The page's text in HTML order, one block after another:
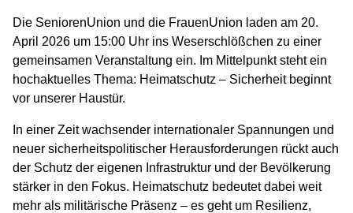
Die SeniorenUnion und die FrauenUnion laden am 20.
April 2026 um 15:00 Uhr ins Weserschlößchen zu einer
gemeinsamen Veranstaltung ein. Im Mittelpunkt steht ein
hochaktuelles Thema: Heimatschutz – Sicherheit beginnt
vor unserer Haustür.
In einer Zeit wachsender internationaler Spannungen und
neuer sicherheitspolitischer Herausforderungen rückt auch
der Schutz der eigenen Infrastruktur und der Bevölkerung
stärker in den Fokus. Heimatschutz bedeutet dabei weit
mehr als militärische Präsenz – es geht um Resilienz,